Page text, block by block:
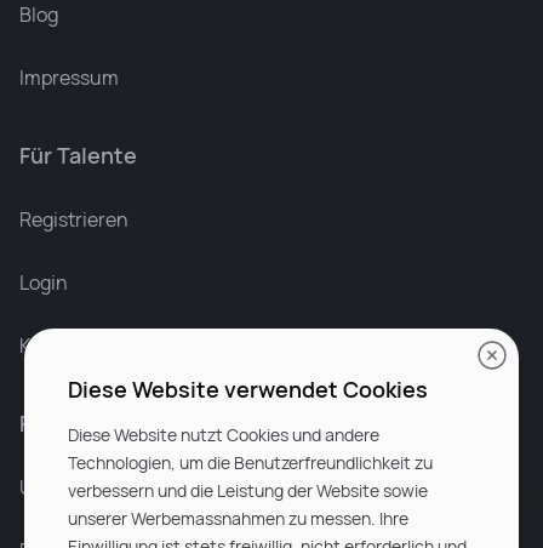
Blog
Impressum
Für Talente
Registrieren
Login
Karriere bei Rocken
Für Unternehmen
Unsere Dienstleistungen
Diese Website verwendet Cookies
Diese Website nutzt Cookies und andere
Technologien, um die Benutzerfreundlichkeit zu
verbessern und die Leistung der Website sowie
unserer Werbemassnahmen zu messen. Ihre